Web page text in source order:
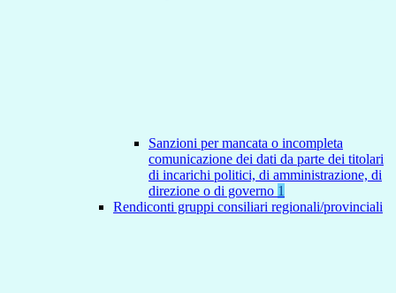
Sanzioni per mancata o incompleta
comunicazione dei dati da parte dei titolari
di incarichi politici, di amministrazione, di
direzione o di governo 1
Rendiconti gruppi consiliari regionali/provinciali